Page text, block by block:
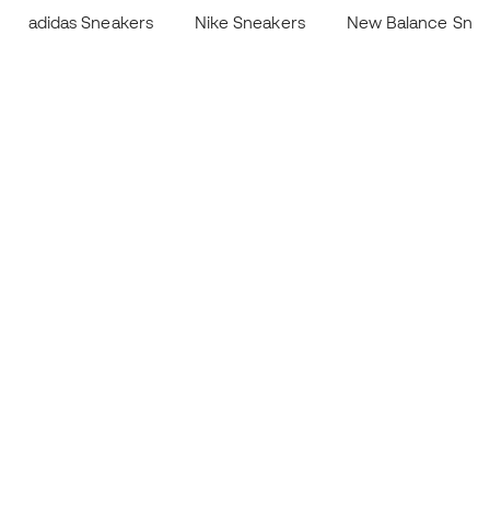
adidas Sneakers Nike Sneakers New Balance